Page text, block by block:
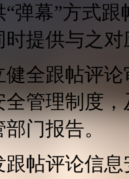
“弹幕”方式
时提供与之
健全跟帖评
全管理制度
部门报告。
跟帖评论信